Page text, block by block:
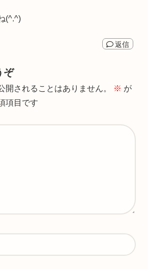
(^.^)
返信
ぞ
開されることはありません。 ※ が
項目です